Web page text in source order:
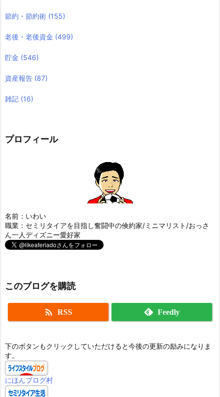
節約・節約術 (155)
老後・老後資金 (499)
貯金 (546)
資産報告 (87)
雑記 (16)
プロフィール
名前：いわい
職業：セミリタイアを目指し奮闘中の倹約家/ミニマリスト/おっさ
ん一人ディズニー愛好家
このブログを購読
 RSS Feedly
下のボタンもクリックしていただけると今後の更新の励みになりま
す。
にほんブログ村